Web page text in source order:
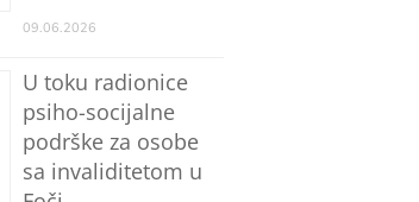
09.06.2026
U toku radionice
psiho-socijalne
podrške za osobe
sa invaliditetom u